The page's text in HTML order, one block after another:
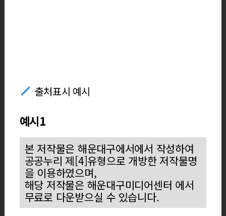
출처표시 예시
예시1
본 저작물은 해운대구에서에서 작성하여
공공누리 제[4]유형으로 개방한 저작물명
을 이용하였으며,
해당 저작물은 해운대구미디어센터 에서
무료로 다운받으실 수 있습니다.